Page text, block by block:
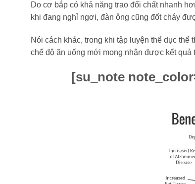
Do cơ bắp có khả năng trao đổi chất nhanh
khi đang nghỉ ngơi, đàn ông cũng đốt cháy
Nói cách khác, trong khi tập luyện thể dục
chế độ ăn uống mới mong nhận được kết quả
[su_note